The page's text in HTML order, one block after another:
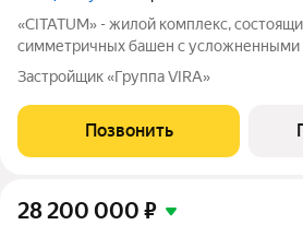
«CITATUM» - жилой комплекс,
симметричных башен с
(23, 8, 23 этажей), с единым
котором расположится просторное
консьержем и мягкой зоной ожидания.
Застройщик «Группа VIRA»
Позвонить
28 200 000 ₽